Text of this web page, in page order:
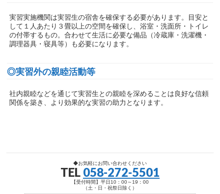
実習実施機関は実習生の宿舎を確保する必要があります。目安と
して１人あたり３畳以上の空間を確保し、浴室・洗面所・トイレ
の付帯するもの。合わせて生活に必要な備品（冷蔵庫・洗濯機・
調理器具・寝具等）も必要になります。
◎実習外の親睦活動等
社内親睦などを通じて実習生との親睦を深めることは良好な信頼
関係を築き、より効果的な実習の助力となります。
◆お気軽にお問い合わせください
TEL 058-272-5501
【受付時間】平日10：00～19：00
（土・日・祝祭日除く）